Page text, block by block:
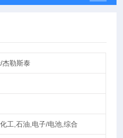
杰勒斯泰
工,石油,电子/电池,综合